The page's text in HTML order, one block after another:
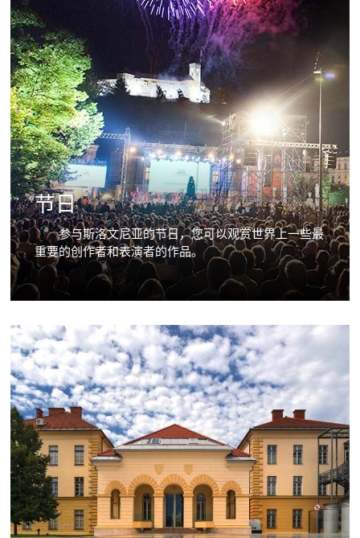
节日
参与斯洛文尼亚的节日，您可以观赏世界上一些最
重要的创作者和表演者的作品。